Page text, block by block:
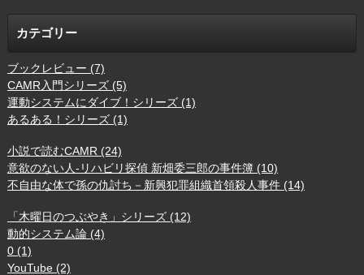
カテゴリー
ブックレビュー (7)
CAMR入門シリーズ (5)
運動システムにダイブ！シリーズ (1)
あるある！シリーズ (1)
小説で読むCAMR (24)
意欲のない人-リハビリ探偵 新畑委三郎の事件簿 (10)
不自由な体で孫の仇討ち－新興犯罪組織首領殺人事件 (14)
「木曜日のつぶやき」シリーズ (12)
動的システム論 (4)
0 (1)
YouTube (2)